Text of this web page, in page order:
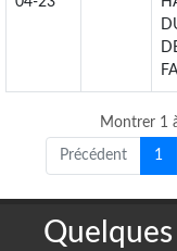
Montrer 1
Précédent 1